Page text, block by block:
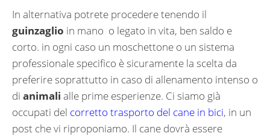
In alternativa potrete procedere tenendo il
guinzaglio in mano o legato in vita, ben saldo e
corto. in ogni caso un moschettone o un sistema
professionale specifico è sicuramente la scelta da
preferire soprattutto in caso di allenamento intenso o
di animali alle prime esperienze. Ci siamo già
occupati del corretto trasporto del cane in bici, in un
post che vi riproponiamo. Il cane dovrà essere